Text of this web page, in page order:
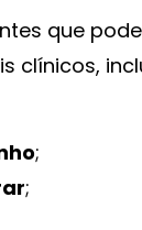
que
clínicos,
;
;